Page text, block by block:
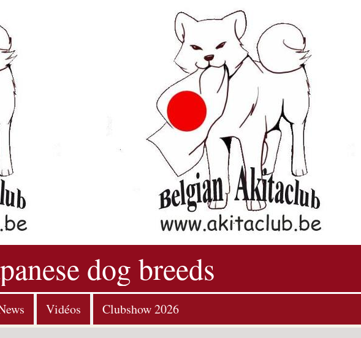
dog breeds
Vidéos Clubshow 2026